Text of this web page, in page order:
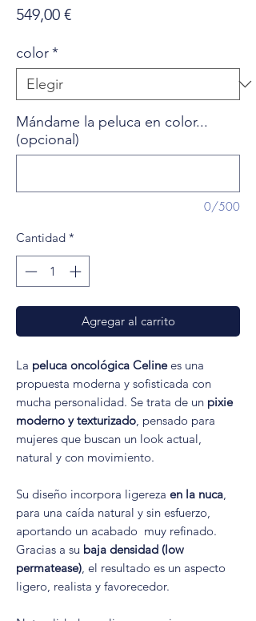
549,00 €Precio
color*
Mándame la peluca en color...
(opcional)
0/500
Cantidad *
Agregar al carrito
La peluca oncológica Celinees una
propuesta moderna y sofisticada con
mucha personalidad. Se trata de un pixie
moderno y texturizado, pensado para
mujeres que buscan un look actual,
natural y con movimiento.
Su diseño incorpora ligereza en la nuca,
para una caída natural y sin esfuerzo,
aportando un acabado muy refinado.
Gracias a su baja densidad (low
permatease), el resultado es un aspecto
ligero, realista y favorecedor.